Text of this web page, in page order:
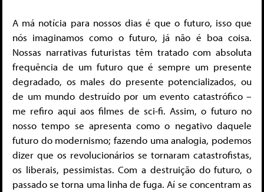
A má notícia para nossos dias é que o futuro, isso que
nós imaginamos como o futuro, já não é boa coisa.
Nossas narrativas futuristas têm tratado com absoluta
frequência de um futuro que é sempre um presente
degradado, os males do presente potencializados, ou
de um mundo destruído por um evento catastrófico –
me refiro aqui aos filmes de sci-fi. Assim, o futuro no
nosso tempo se apresenta como o negativo daquele
futuro do modernismo; fazendo uma analogia, podemos
dizer que os revolucionários se tornaram catastrofistas,
os liberais, pessimistas. Com a destruição do futuro, o
passado se torna uma linha de fuga. Aí se concentram as